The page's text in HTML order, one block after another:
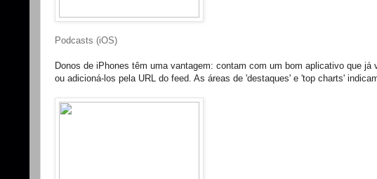
Podcasts (iOS)
Donos de iPhones têm uma vantagem: contam com um bom aplicativo que
ou adicioná-los pela URL do feed. As áreas de 'destaques' e 'top charts'